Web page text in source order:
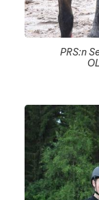
PRS:n